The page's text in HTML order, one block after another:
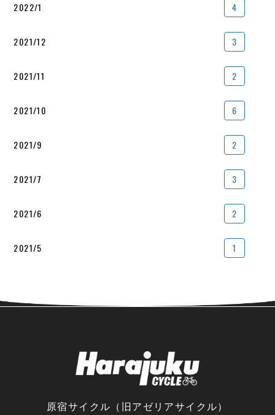
2022/1 4
2021/12 3
2021/11 2
2021/10 6
2021/9 2
2021/7 3
2021/6 2
2021/5 1
原宿サイクル（旧アゼリアサイクル）